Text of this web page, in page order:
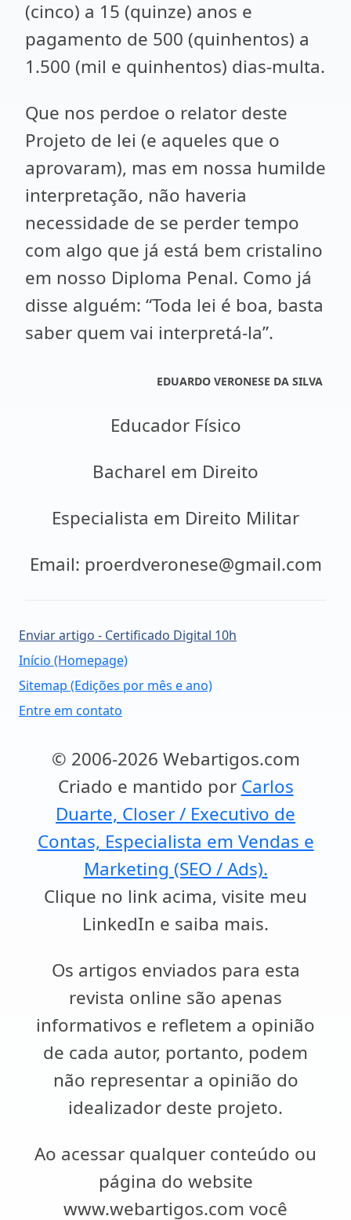
(cinco) a 15 (quinze) anos e
pagamento de 500 (quinhentos) a
1.500 (mil e quinhentos) dias-multa.
Que nos perdoe o relator deste
Projeto de lei (e aqueles que o
aprovaram), mas em nossa humilde
interpretação, não haveria
necessidade de se perder tempo
com algo que já está bem cristalino
em nosso Diploma Penal. Como já
disse alguém: “Toda lei é boa, basta
saber quem vai interpretá-la”.
EDUARDO VERONESE DA SILVA
Educador Físico
Bacharel em Direito
Especialista em Direito Militar
Email: proerdveronese@gmail.com
Enviar artigo - Certificado Digital 10h
Início (Homepage)
Sitemap (Edições por mês e ano)
Entre em contato
© 2006-2026 Webartigos.com
Criado e mantido por Carlos
Duarte, Closer / Executivo de
Contas, Especialista em Vendas e
Marketing (SEO / Ads).
Clique no link acima, visite meu
LinkedIn e saiba mais.
Os artigos enviados para esta
revista online são apenas
informativos e refletem a opinião
de cada autor, portanto, podem
não representar a opinião do
idealizador deste projeto.
Ao acessar qualquer conteúdo ou
página do website
www.webartigos.com você